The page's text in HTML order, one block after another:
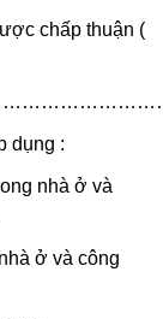
chấp thuận (
dụng :
nhà ở và
ở và công